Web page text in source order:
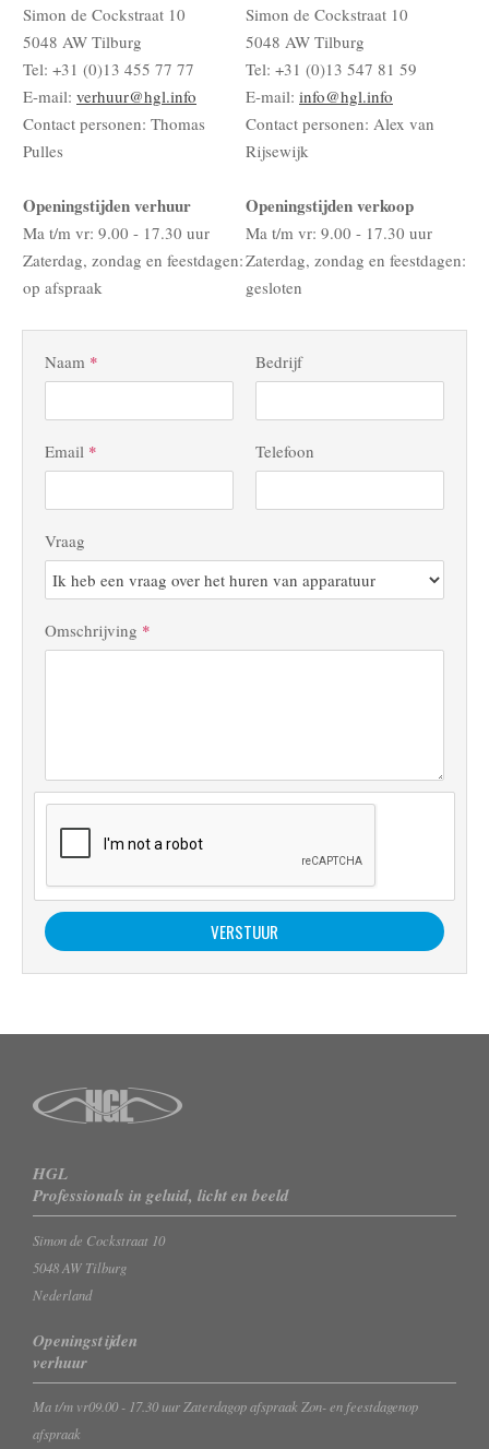
Simon de Cockstraat 10
5048 AW Tilburg
Tel: +31 (0)13 455 77 77
E-mail: verhuur@hgl.info
Contact personen: Thomas
Pulles
Openingstijden verhuur
Ma t/m vr: 9.00 - 17.30 uur
Zaterdag, zondag en feestdagen:
op afspraak
Simon de Cockstraat 10
5048 AW Tilburg
Tel: +31 (0)13 547 81 59
E-mail: info@hgl.info
Contact personen: Alex van
Rijsewijk
Openingstijden verkoop
Ma t/m vr: 9.00 - 17.30 uur
Zaterdag, zondag en feestdagen:
gesloten
Naam * Bedrijf
Email * Telefoon
Vraag
Omschrijving *
HGL
Professionals in geluid, licht en beeld
Simon de Cockstraat 10
5048 AW Tilburg
Nederland
Openingstijden
verhuur
Ma t/m vr09.00 - 17.30 uur Zaterdagop afspraak Zon- en feestdagenop
afspraak